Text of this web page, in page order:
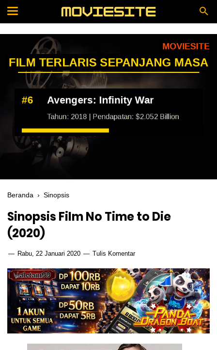
Beranda › Sinopsis
Sinopsis Film No Time to Die
(2020)
Rabu, 22 Januari 2020 Tulis Komentar